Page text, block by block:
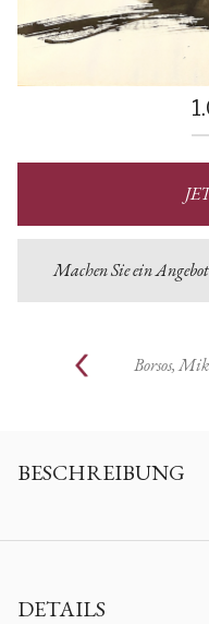
Machen Sie ein Angebot
Borsos,
BESCHREIBUNG
DETAILS